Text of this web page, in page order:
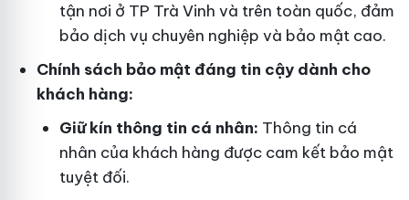
tận nơi ở TP Trà Vinh và trên toàn quốc, đảm
bảo dịch vụ chuyên nghiệp và bảo mật cao.
Chính sách bảo mật đáng tin cậy dành cho
khách hàng:
Giữ kín thông tin cá nhân: Thông tin cá
nhân của khách hàng được cam kết bảo mật
tuyệt đối.